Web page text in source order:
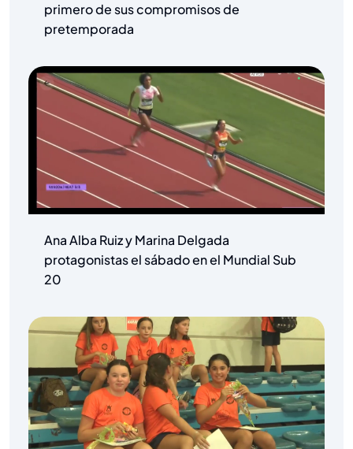
primero de sus compromisos de
pretemporada
Ana Alba Ruiz y Marina Delgada
protagonistas el sábado en el Mundial Sub
20